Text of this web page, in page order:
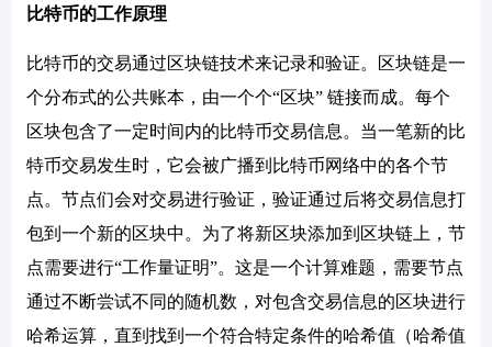
比特币的工作原理
比特币的交易通过区块链技术来记录和验证。区块链是一
个分布式的公共账本，由一个个“区块” 链接而成。每个
区块包含了一定时间内的比特币交易信息。当一笔新的比
特币交易发生时，它会被广播到比特币网络中的各个节
点。节点们会对交易进行验证，验证通过后将交易信息打
包到一个新的区块中。为了将新区块添加到区块链上，节
点需要进行“工作量证明”。这是一个计算难题，需要节点
通过不断尝试不同的随机数，对包含交易信息的区块进行
哈希运算，直到找到一个符合特定条件的哈希值（哈希值